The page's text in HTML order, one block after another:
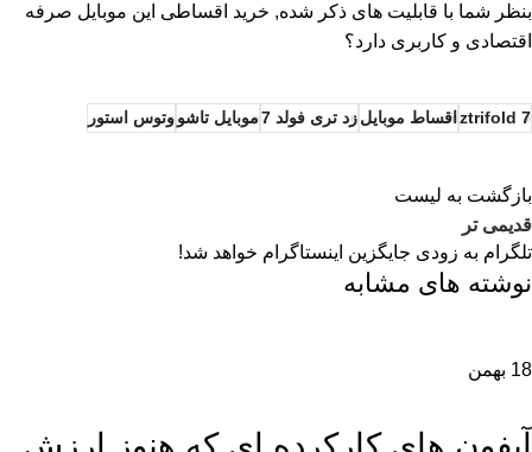
بنظر شما با قابلیت های ذکر شده, خرید اقساطی این موبایل صرفه
اقتصادی و کاربری دارد؟
ztrifold 7 اقساط موبایلزد تری فولد 7 موبایل تاشووتوس استور
بازگشت به لیست
قدیمی تر
تلگرام به زودی جایگزین اینستاگرام خواهد شد!
نوشته های مشابه
18 بهمن